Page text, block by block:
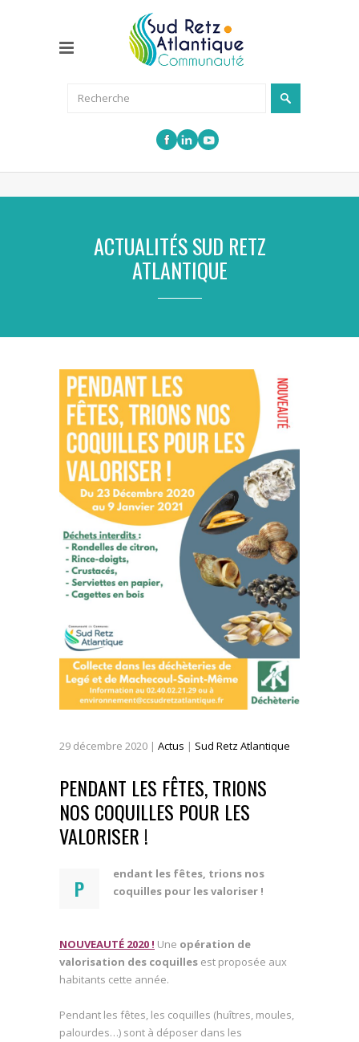
ACTUALITÉS SUD RETZ
ATLANTIQUE
29 décembre 2020 | Actus | Sud Retz Atlantique
PENDANT LES FÊTES, TRIONS
NOS COQUILLES POUR LES
VALORISER !
P
endant les fêtes, trions nos
coquilles pour les valoriser !
NOUVEAUTÉ 2020 ! Une opération de
valorisation des coquilles est proposée aux
habitants cette année.
Pendant les fêtes, les coquilles (huîtres, moules,
palourdes…) sont à déposer dans les